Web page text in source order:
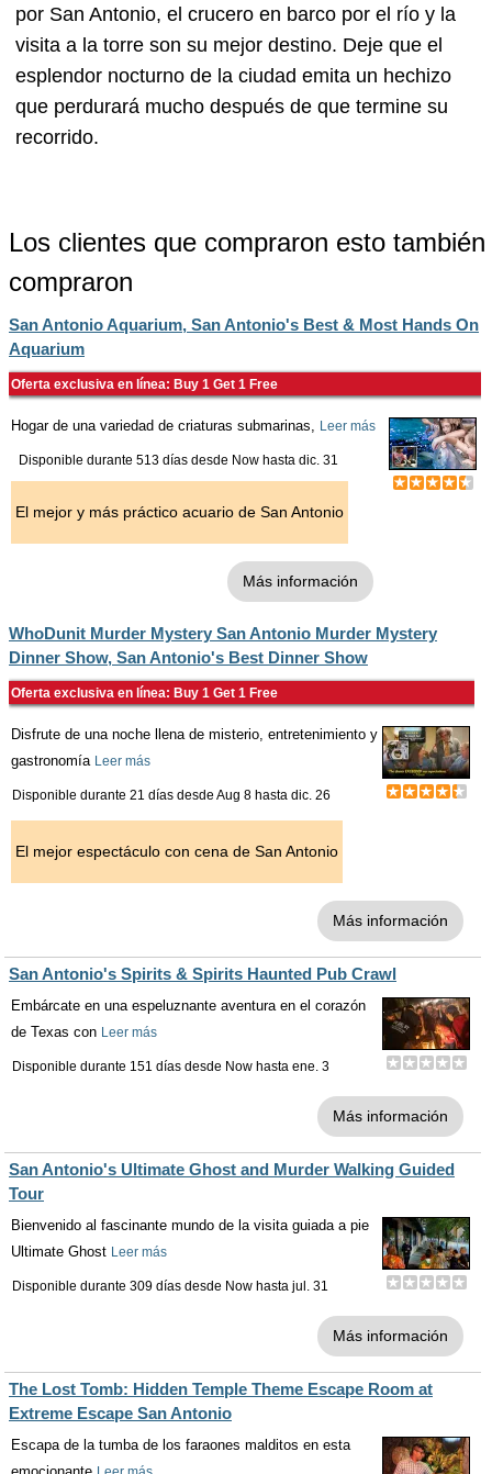
por San Antonio, el crucero en barco por el río y la
visita a la torre son su mejor destino. Deje que el
esplendor nocturno de la ciudad emita un hechizo
que perdurará mucho después de que termine su
recorrido.
Los clientes que compraron esto también
compraron
San Antonio Aquarium, San Antonio's Best & Most Hands On
Aquarium
Oferta exclusiva en línea: Buy 1 Get 1 Free
Hogar de una variedad de criaturas submarinas, Leer más
Disponible durante 513 días desde Now hasta dic. 31
El mejor y más práctico acuario de San Antonio
Más información
WhoDunit Murder Mystery San Antonio Murder Mystery
Dinner Show, San Antonio's Best Dinner Show
Oferta exclusiva en línea: Buy 1 Get 1 Free
Disfrute de una noche llena de misterio, entretenimiento y
gastronomía Leer más
Disponible durante 21 días desde Aug 8 hasta dic. 26
El mejor espectáculo con cena de San Antonio
Más información
San Antonio's Spirits & Spirits Haunted Pub Crawl
Embárcate en una espeluznante aventura en el corazón
de Texas con Leer más
Disponible durante 151 días desde Now hasta ene. 3
Más información
San Antonio's Ultimate Ghost and Murder Walking Guided
Tour
Bienvenido al fascinante mundo de la visita guiada a pie
Ultimate Ghost Leer más
Disponible durante 309 días desde Now hasta jul. 31
Más información
The Lost Tomb: Hidden Temple Theme Escape Room at
Extreme Escape San Antonio
Escapa de la tumba de los faraones malditos en esta